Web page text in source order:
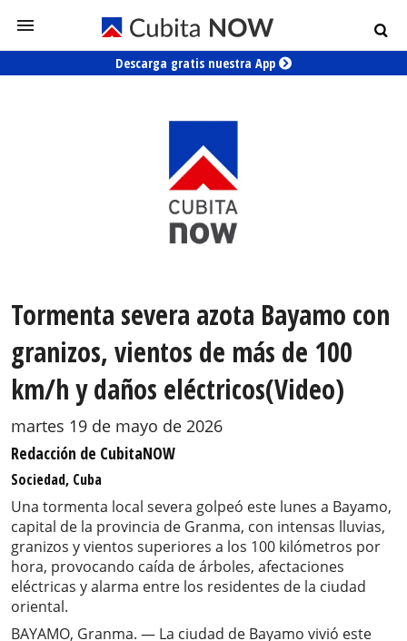
Descarga gratis nuestra App
Tormenta severa azota Bayamo con
granizos, vientos de más de 100
km/h y daños eléctricos(Video)
martes 19 de mayo de 2026
Redacción de CubitaNOW
Sociedad, Cuba
Una tormenta local severa golpeó este lunes a Bayamo,
capital de la provincia de Granma, con intensas lluvias,
granizos y vientos superiores a los 100 kilómetros por
hora, provocando caída de árboles, afectaciones
eléctricas y alarma entre los residentes de la ciudad
oriental.
BAYAMO, Granma. — La ciudad de Bayamo vivió este